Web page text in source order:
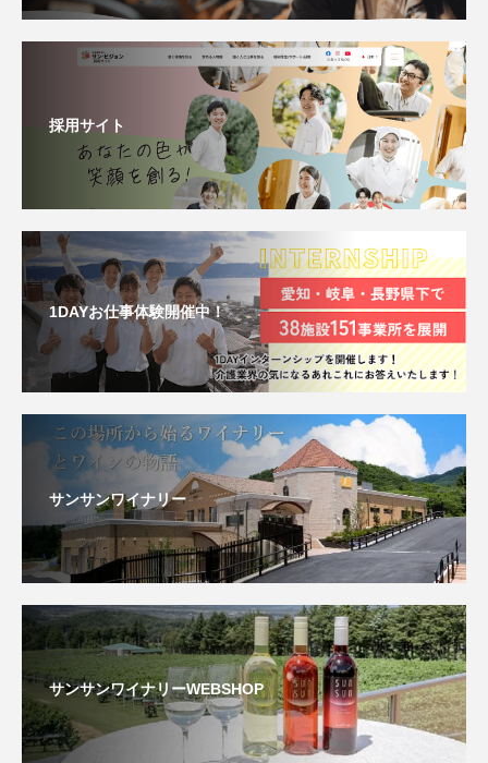
採用サイト
1DAYお仕事体験開催中！
サンサンワイナリー
サンサンワイナリーWEBSHOP